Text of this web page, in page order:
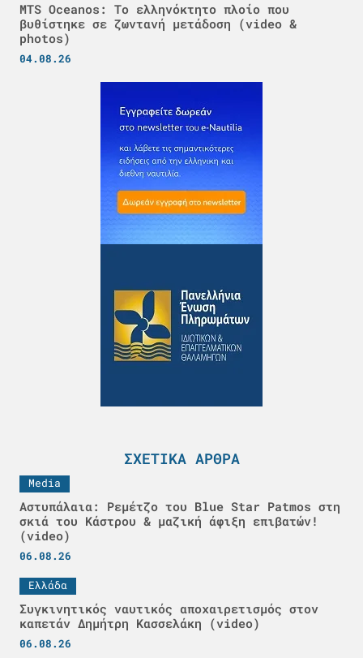
MTS Oceanos: Το ελληνόκτητο πλοίο που
βυθίστηκε σε ζωντανή μετάδοση (video &
photos)
04.08.26
ΣΧΕΤΙΚΆ ΆΡΘΡΑ
Media
Αστυπάλαια: Ρεμέτζο του Blue Star Patmos στη
σκιά του Κάστρου & μαζική άφιξη επιβατών!
(video)
06.08.26
Ελλάδα
Συγκινητικός ναυτικός αποχαιρετισμός στον
καπετάν Δημήτρη Κασσελάκη (video)
06.08.26